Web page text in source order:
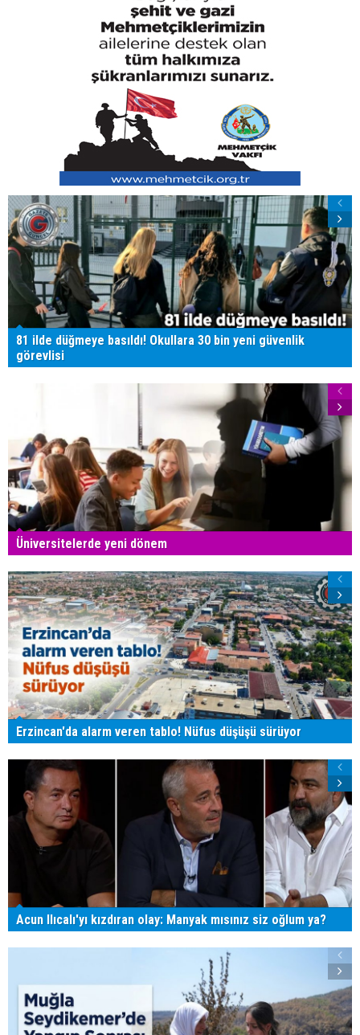
81 ilde düğmeye basıldı! Okullara 30 bin yeni güvenlik
görevlisi
Üniversitelerde yeni dönem
Erzincan'da alarm veren tablo! Nüfus düşüşü sürüyor
Acun Ilıcalı'yı kızdıran olay: Manyak mısınız siz oğlum ya?